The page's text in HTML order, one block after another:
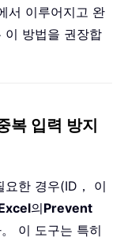
서 이루어지고 완
이 방법을 권장합
복 입력 방지
한 경우(ID， 이
의Prevent
이 도구는 특히